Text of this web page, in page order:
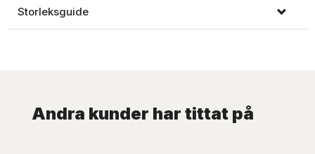
Storleksguide
Andra kunder har tittat på